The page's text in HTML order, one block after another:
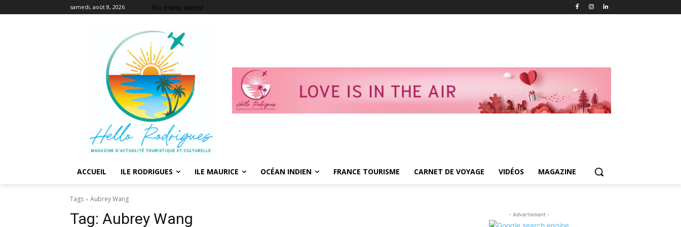
samedi, août 8, 2026 No menu items!
ACCUEIL ILE RODRIGUES ILE MAURICE OCÉAN INDIEN FRANCE TOURISME CARNET DE VOYAGE VIDÉOS MAGAZINE
Tags Aubrey Wang
Tag: Aubrey Wang - Advertisment -